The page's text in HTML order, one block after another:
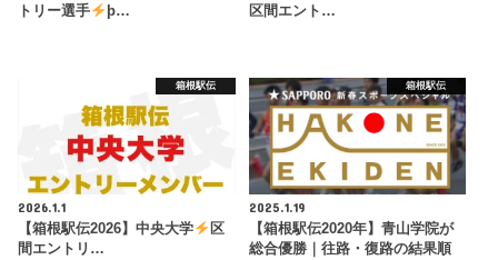
トリー選手
þ…
区間エント…
箱根駅伝
2026.1.1
【箱根駅伝2026】中央大学
区
間エントリ…
箱根駅伝
2025.1.19
【箱根駅伝2020年】青山学院が
総合優勝｜往路・復路の結果順